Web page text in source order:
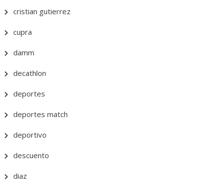
cristian gutierrez
cupra
damm
decathlon
deportes
deportes match
deportivo
descuento
diaz